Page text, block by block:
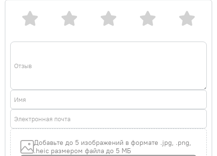
Отзыв
Имя
Электронная почта
Добавьте до 5 изображений в формате .jpg, .png,
.heic размером файла до 5 МБ